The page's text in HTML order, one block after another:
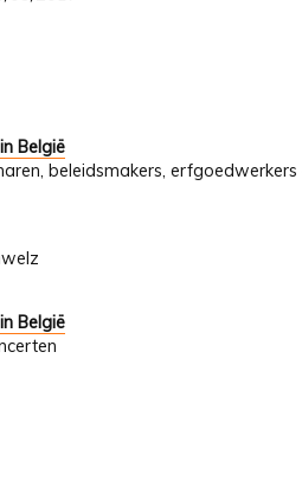
België
beleidsmakers, erfgoedwerkers
België